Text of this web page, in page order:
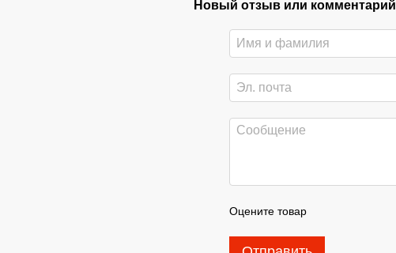
Новый отзыв или комментарий
Оцените товар